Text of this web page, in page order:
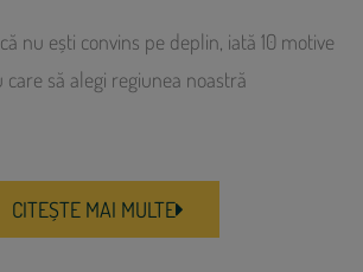
nu ești convins pe deplin, iată 10 motive
care să alegi regiunea noastră
CITEȘTE MAI MULTE